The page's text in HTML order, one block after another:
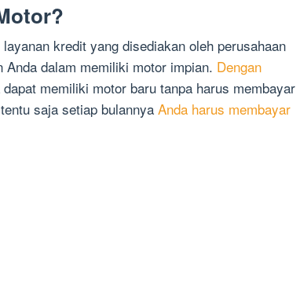
kredit yang disediakan oleh perusahaan
Anda dalam memiliki motor impian. Dengan
memiliki motor baru tanpa harus membayar
saja setiap bulannya Anda harus membayar